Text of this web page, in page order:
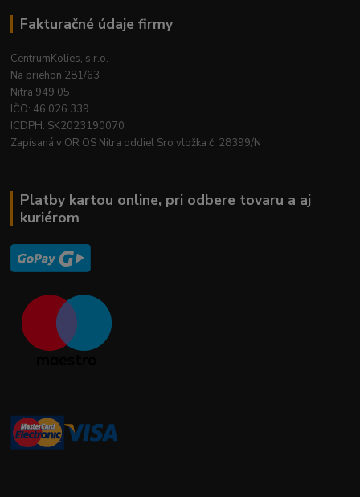
Fakturačné údaje firmy
CentrumKolies, s.r.o.
Na priehon 281/63
Nitra 949 05
IČO: 46 026 339
ICDPH: SK2023190070
Zapísaná v OR OS Nitra oddiel Sro vložka č. 28399/N
Platby kartou online, pri odbere tovaru a aj
kuriérom